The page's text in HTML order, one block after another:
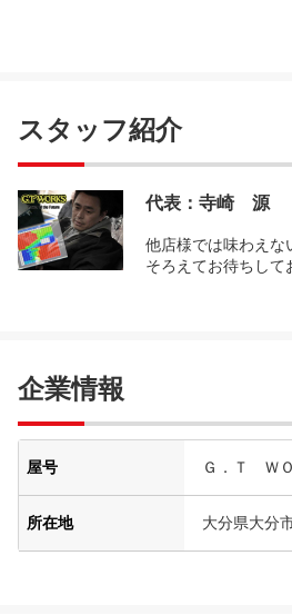
スタッフ紹介
代表：寺崎 源
他店様では味わえな
そろえてお待ちして
企業情報
屋号 Ｇ．Ｔ Ｗ
所在地 大分県大分